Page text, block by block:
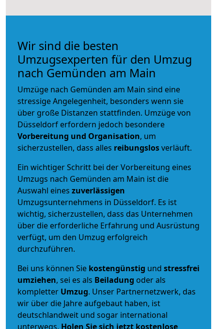
Wir sind die besten
Umzugsexperten für den Umzug
nach Gemünden am Main
Umzüge nach Gemünden am Main sind eine
stressige Angelegenheit, besonders wenn sie
über große Distanzen stattfinden. Umzüge von
Düsseldorf erfordern jedoch besondere
Vorbereitung und Organisation, um
sicherzustellen, dass alles reibungslosverläuft.
Ein wichtiger Schritt bei der Vorbereitung eines
Umzugs nach Gemünden am Main ist die
Auswahl eines zuverlässigen
Umzugsunternehmens in Düsseldorf. Es ist
wichtig, sicherzustellen, dass das Unternehmen
über die erforderliche Erfahrung und Ausrüstung
verfügt, um den Umzug erfolgreich
durchzuführen.
Bei uns können Sie kostengünstig und stressfrei
umziehen, sei es als Beiladung oder als
kompletter Umzug. Unser Partnernetzwerk, das
wir über die Jahre aufgebaut haben, ist
deutschlandweit und sogar international
unterwegs. Holen Sie sich jetzt kostenlose